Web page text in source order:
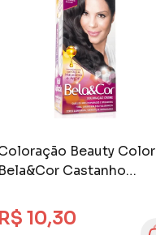
Beauty Color
Bela&Cor Castanho
R$ 10,30